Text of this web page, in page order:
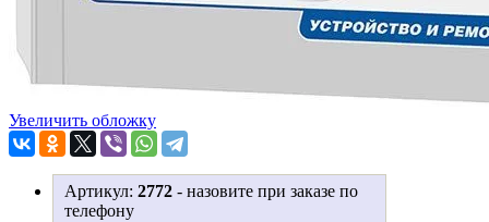
Увеличить обложку
Артикул: 2772 - назовите при заказе по
телефону